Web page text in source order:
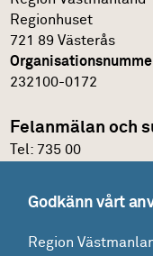
Regionhuset
721 89 Västerås
232100-0172
Felanmälan och
Tel: 735 00
Glömt lösenordet?
Godkänn vårt
Region